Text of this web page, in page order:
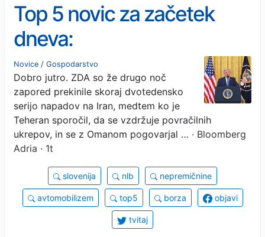
Top 5 novic za začetek
dneva:
Novice / Gospodarstvo
Dobro jutro. ZDA so že drugo noč
zapored prekinile skoraj dvotedensko
serijo napadov na Iran, medtem ko je
Teheran sporočil, da se vzdržuje povračilnih
ukrepov, in se z Omanom pogovarjal … · Bloomberg
Adria · 1t
slovenija nlb nepremičnine
avtomobilizem top5 borza objavi
tvitaj